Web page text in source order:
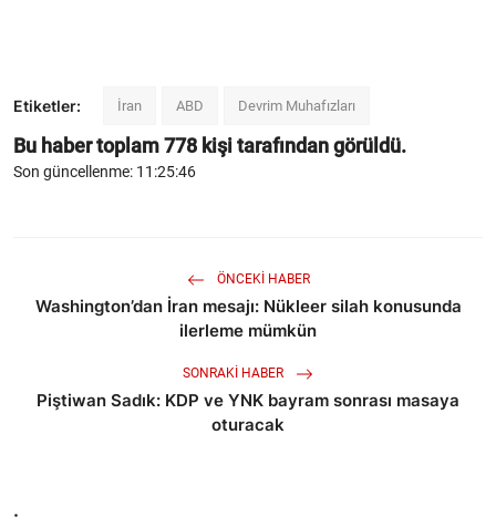
Etiketler: İran ABD Devrim Muhafızları
Bu haber toplam778 kişi tarafından görüldü.
Son güncellenme: 11:25:46
ÖNCEKI HABER
Washington’dan İran mesajı: Nükleer silah konusunda
ilerleme mümkün
SONRAKI HABER
Piştiwan Sadık: KDP ve YNK bayram sonrası masaya
oturacak